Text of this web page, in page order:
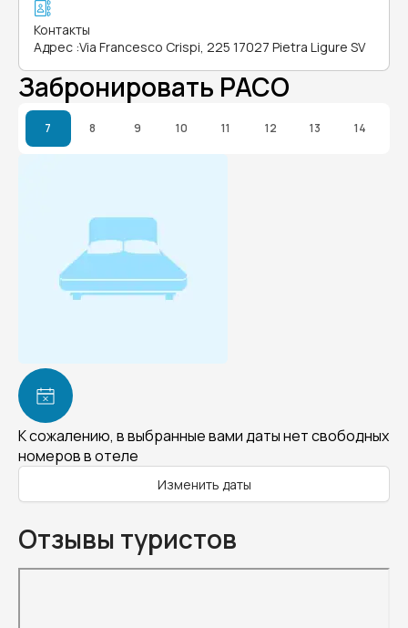
Контакты
Адрес :Via Francesco Crispi, 225 17027 Pietra Ligure SV
Забронировать PACO
7 8 9 10 11 12 13 14
К сожалению, в выбранные вами даты нет свободных
номеров в отеле
Изменить даты
Отзывы туристов